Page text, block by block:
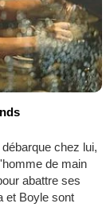
chez lui,
de main
abattre ses
et Boyle sont